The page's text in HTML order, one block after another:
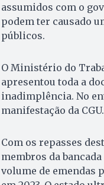
assumidos com o
podem ter causado
públicos.
O Ministério do
apresentou toda a
inadimplência. No
manifestação da CGU.
Com os repasses
membros da
volume de emendas